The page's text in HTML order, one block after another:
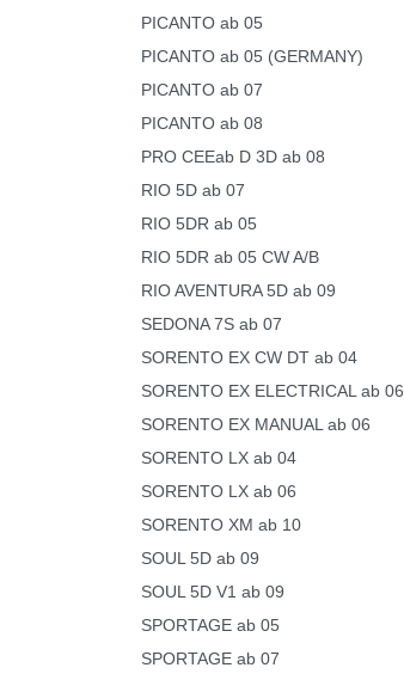
PICANTO ab 05
PICANTO ab 05 (GERMANY)
PICANTO ab 07
PICANTO ab 08
PRO CEEab D 3D ab 08
RIO 5D ab 07
RIO 5DR ab 05
RIO 5DR ab 05 CW A/B
RIO AVENTURA 5D ab 09
SEDONA 7S ab 07
SORENTO EX CW DT ab 04
SORENTO EX ELECTRICAL ab 06
SORENTO EX MANUAL ab 06
SORENTO LX ab 04
SORENTO LX ab 06
SORENTO XM ab 10
SOUL 5D ab 09
SOUL 5D V1 ab 09
SPORTAGE ab 05
SPORTAGE ab 07